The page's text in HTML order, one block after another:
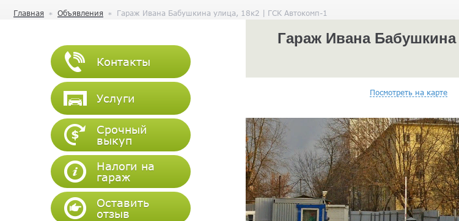
Главная Объявления Гараж Ивана Бабушкина улица, 18к2 | ГСК Автокомп-1
Контакты
Услуги
Срочный
выкуп
Налоги на
гараж
Оставить
отзыв
Гараж Ивана
Посмотреть на карте